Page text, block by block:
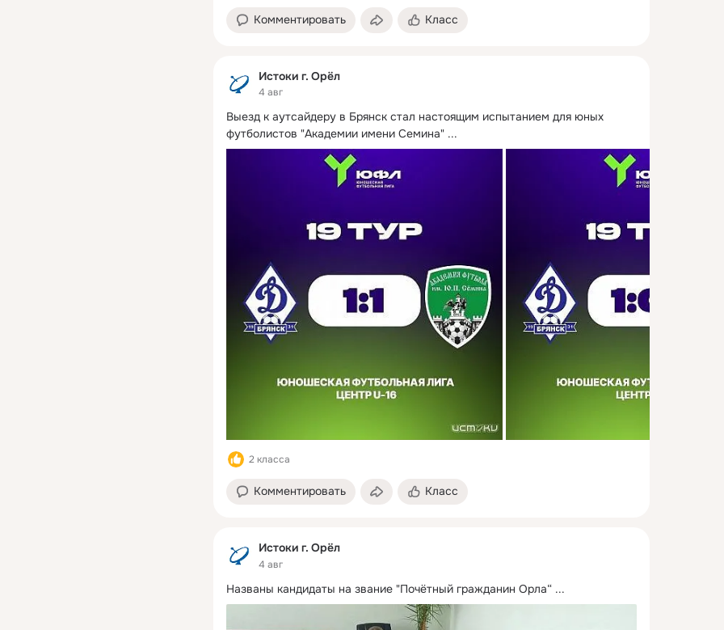
Комментировать Класс
Истоки г. Орёл
4 авг
Выезд к аутсайдеру в Брянск стал настоящим испытанием для юных
футболистов "Академии имени Семина" ...
2 класса
Комментировать Класс
Истоки г. Орёл
4 авг
Названы кандидаты на звание "Почётный гражданин Орла“ ...